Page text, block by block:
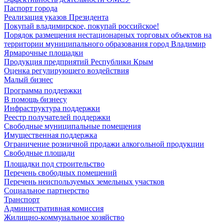
Паспорт города
Реализация указов Президента
Покупай владимирское, покупай российское!
Порядок размещения нестационарных торговых объектов на
территории муниципального образования город Владимир
Ярмарочные площадки
Продукция предприятий Республики Крым
Оценка регулирующего воздействия
Малый бизнес
Программа поддержки
В помощь бизнесу
Инфраструктура поддержки
Реестр получателей поддержки
Свободные муниципальные помещения
Имущественная поддержка
Ограничение розничной продажи алкогольной продукции
Свободные площади
Площадки под строительство
Перечень свободных помещений
Перечень неиспользуемых земельных участков
Социальное партнерство
Транспорт
Административная комиссия
Жилищно-коммунальное хозяйство